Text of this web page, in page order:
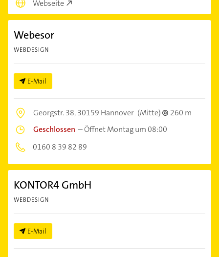
Webseite
Webesor
WEBDESIGN
E-Mail
Georgstr. 38,30159 Hannover (Mitte)
260 m
Geschlossen –Öffnet Montag um 08:00
0160 8 39 82 89
KONTOR4 GmbH
WEBDESIGN
E-Mail